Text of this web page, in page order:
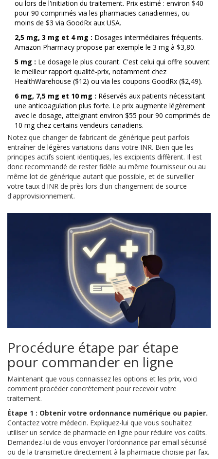
ou lors de l'initiation du traitement. Prix estimé : environ $40
pour 90 comprimés via les pharmacies canadiennes, ou
moins de $3 via GoodRx aux USA.
2,5 mg, 3 mg et 4 mg : Dosages intermédiaires fréquents.
Amazon Pharmacy propose par exemple le 3 mg à $3,80.
5 mg : Le dosage le plus courant. C'est celui qui offre souvent
le meilleur rapport qualité-prix, notamment chez
HealthWarehouse ($12) ou via les coupons GoodRx ($2,49).
6 mg, 7,5 mg et 10 mg : Réservés aux patients nécessitant
une anticoagulation plus forte. Le prix augmente légèrement
avec le dosage, atteignant environ $55 pour 90 comprimés de
10 mg chez certains vendeurs canadiens.
Notez que changer de fabricant de générique peut parfois
entraîner de légères variations dans votre INR. Bien que les
principes actifs soient identiques, les excipients diffèrent. Il est
donc recommandé de rester fidèle au même fournisseur ou au
même lot de générique autant que possible, et de surveiller
votre taux d'INR de près lors d'un changement de source
d'approvisionnement.
Procédure étape par étape
pour commander en ligne
Maintenant que vous connaissez les options et les prix, voici
comment procéder concrètement pour recevoir votre
traitement.
Étape 1 : Obtenir votre ordonnance numérique ou papier.
Contactez votre médecin. Expliquez-lui que vous souhaitez
utiliser un service de pharmacie en ligne pour réduire vos coûts.
Demandez-lui de vous envoyer l'ordonnance par email sécurisé
ou de la transmettre directement à la pharmacie choisie par fax.